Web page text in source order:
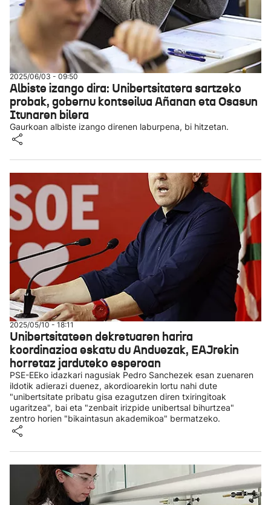
2025/06/03 - 09:50
Albiste izango dira: Unibertsitatera sartzeko
probak, gobernu kontseilua Añanan eta Osasun
Itunaren bilera
Gaurkoan albiste izango direnen laburpena, bi hitzetan.
2025/05/10 - 18:11
Unibertsitateen dekretuaren harira
koordinazioa eskatu du Anduezak, EAJrekin
horretaz jarduteko esperoan
PSE-EEko idazkari nagusiak Pedro Sanchezek esan zuenaren
ildotik adierazi duenez, akordioarekin lortu nahi dute
"unibertsitate pribatu gisa ezagutzen diren txiringitoak
ugaritzea", bai eta "zenbait irizpide unibertsal bihurtzea"
zentro horien "bikaintasun akademikoa" bermatzeko.